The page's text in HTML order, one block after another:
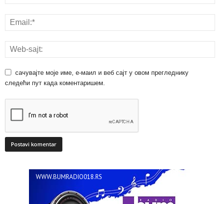
сачувајте моје име, е-маил и веб сајт у овом прегледнику
следећи пут када коментаришем.
WWW.BUMRADIO018.RS